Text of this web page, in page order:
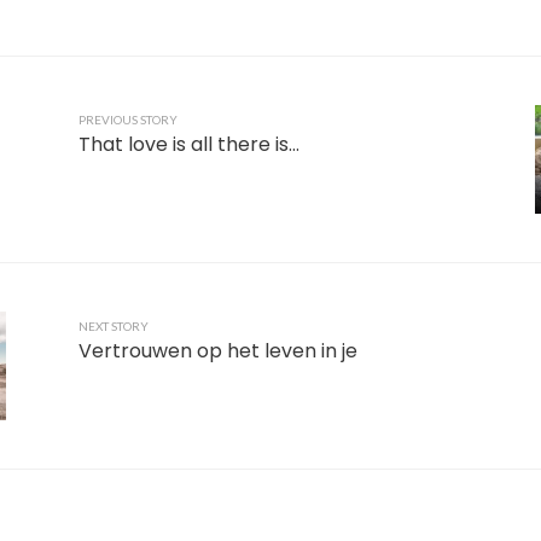
PREVIOUS STORY
That love is all there is…
NEXT STORY
Vertrouwen op het leven in je